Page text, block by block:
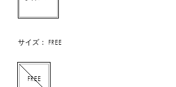
サイズ： FREE
FREE